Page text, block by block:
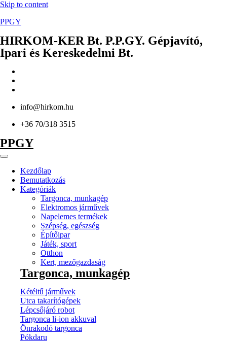
Skip to content
PPGY
HIRKOM-KER Bt. P.P.GY. Gépjavító,
Ipari és Kereskedelmi Bt.
info@hirkom.hu
+36 70/318 3515
PPGY
Kezdőlap
Bemutatkozás
Kategóriák
Targonca, munkagép
Elektromos járművek
Napelemes termékek
Szépség, egészség
Építőipar
Játék, sport
Otthon
Kert, mezőgazdaság
Targonca, munkagép
Kétéltű járművek
Utca takarítógépek
Lépcsőjáró robot
Targonca li-ion akkuval
Önrakodó targonca
Pókdaru